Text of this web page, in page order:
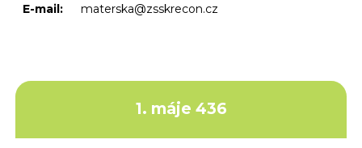
E-mail:
materska@zsskrecon.cz
1. máje 436